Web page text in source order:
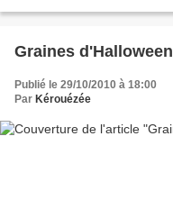
Graines d'Halloween
Publié le 29/10/2010 à 18:00
Par Kérouézée